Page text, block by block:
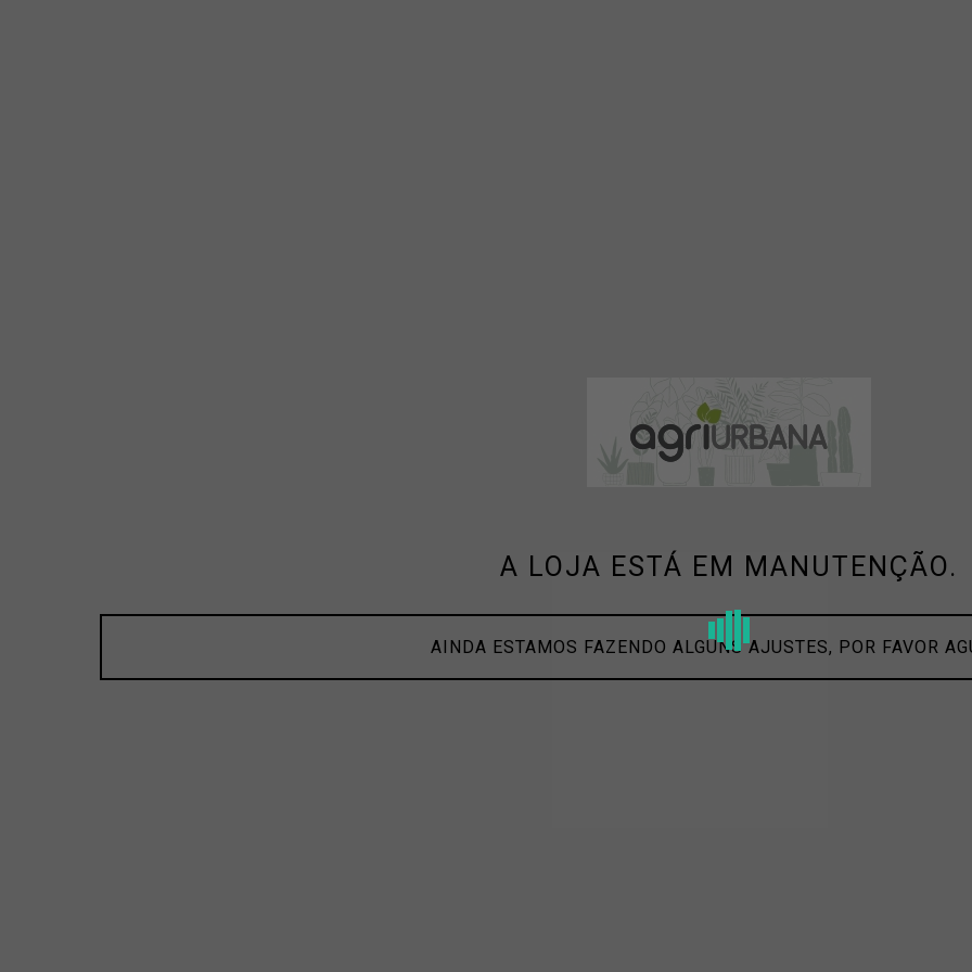
A LOJA ESTÁ EM MANUTENÇÃO.
AINDA ESTAMOS FAZENDO ALGUNS AJUSTES, POR FAVOR